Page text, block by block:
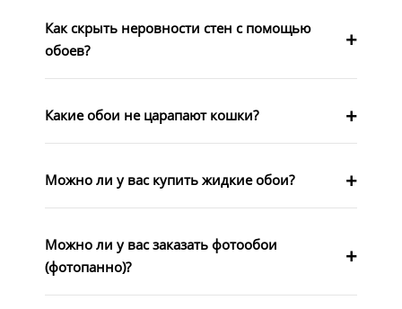
Как скрыть неровности стен с помощью
обоев?
Какие обои не царапают кошки?
Можно ли у вас купить жидкие обои?
Можно ли у вас заказать фотообои
(фотопанно)?